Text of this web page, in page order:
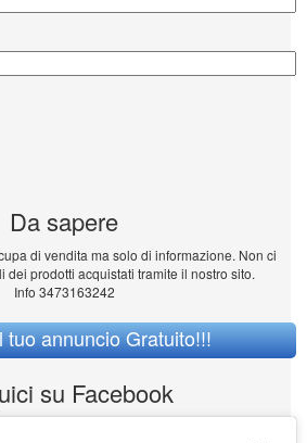
Da sapere
di vendita ma solo di informazione. Non ci
dei prodotti acquistati tramite il nostro sito.
Info 3473163242
tuo annuncio Gratuito!!!
su Facebook